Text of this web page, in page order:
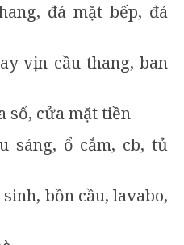
đá mặt bếp, đá
vịn cầu thang, ban
sổ, cửa mặt tiền
sáng, ổ cắm, cb, tủ
bồn cầu, lavabo,